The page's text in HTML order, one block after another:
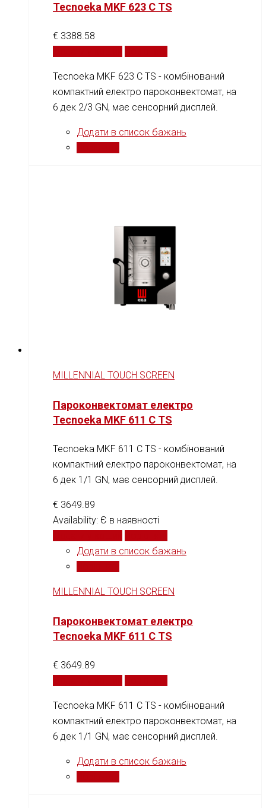
Tecnoeka MKF 623 C TS
€ 3388.58
Tecnoeka MKF 623 C TS - комбінований
компактний електро пароконвектомат, на
6 дек 2/3 GN, має сенсорний дисплей.
Додати в список бажань
MILLENNIAL TOUCH SCREEN
Пароконвектомат електро
Tecnoeka MKF 611 C TS
Tecnoeka MKF 611 C TS - комбінований
компактний електро пароконвектомат, на
6 дек 1/1 GN, має сенсорний дисплей.
€ 3649.89
Availability: Є в наявності
Додати в список бажань
MILLENNIAL TOUCH SCREEN
Пароконвектомат електро
Tecnoeka MKF 611 C TS
€ 3649.89
Tecnoeka MKF 611 C TS - комбінований
компактний електро пароконвектомат, на
6 дек 1/1 GN, має сенсорний дисплей.
Додати в список бажань